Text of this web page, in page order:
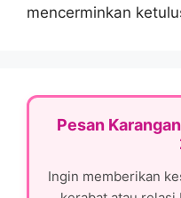
mencerminkan
Pesan
Ingin memberikan